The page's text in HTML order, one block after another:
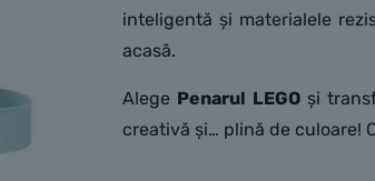
inteligentă și materialele
acasă.
Alege Penarul LEGOși
creativă și… plină de culoare!